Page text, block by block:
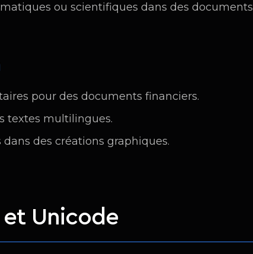
ou scientifiques dans des documents
pour des documents financiers.
textes multilingues.
des créations graphiques.
et Unicode